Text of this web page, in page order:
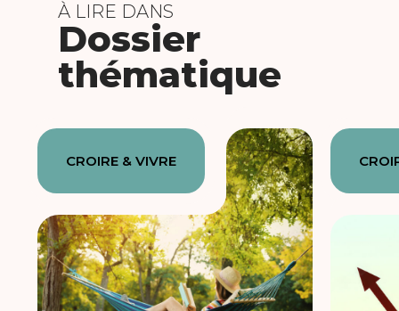
À LIRE DANS
Dossier
thématique
CROIRE & VIVRE